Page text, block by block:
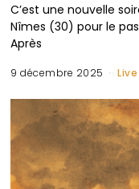
C’est une nouvelle
Nîmes (30) pour le
Après
9 décembre 2025